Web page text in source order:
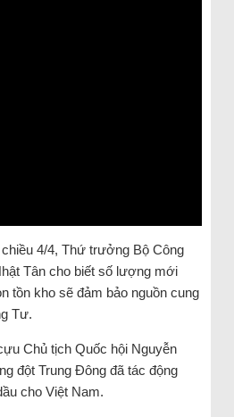
4/4, Thứ trưởng Bộ Công
Tân cho biết số lượng mới
tồn kho sẽ đảm bảo nguồn cung
Tư.
Chủ tịch Quốc hội Nguyễn
đột Trung Đông đã tác động
cho Việt Nam.